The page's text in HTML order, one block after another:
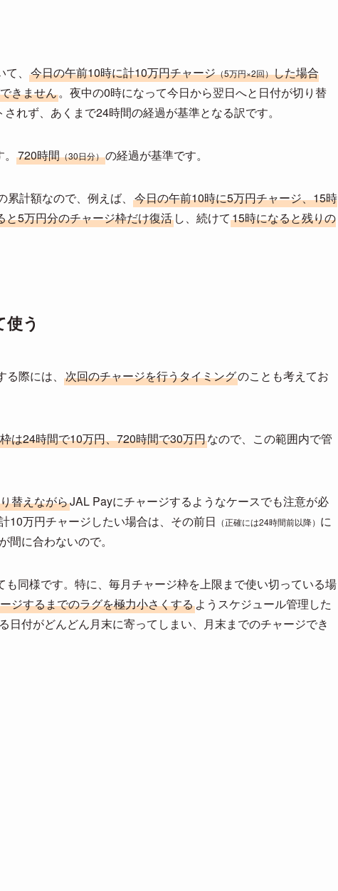
、 今日の午前10時に計10万円チャージ（5万円×2回）した場合
きません。夜中の0時になって今日から翌日へと日付が切り替
れず、あくまで24時間の経過が基準となる訳です。
720時間（30日分）の経過が基準です。
計額なので、例えば、 今日の午前10時に5万円チャージ、15時
5万円分のチャージ枠だけ復活 し、続けて15時になると残りの
う
際には、 次回のチャージを行うタイミングのことも考えてお
は24時間で10万円、720時間で30万円なので、この範囲内で管
替えながらJAL Payにチャージするようなケースでも注意が必
10万円チャージしたい場合は、その前日 （正確には24時間前以降） に
に合わないので。
も同様です。特に、毎月チャージ枠を上限まで使い切っている場
ジするまでのラグを極力小さくするようスケジュール管理した
日付がどんどん月末に寄ってしまい、月末までのチャージでき